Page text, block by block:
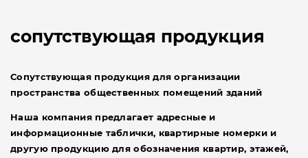
сопутствующая продукция
Сопутствующая продукция для организации
пространства общественных помещений зданий
Наша компания предлагает адресные и
информационные таблички, квартирные номерки и
другую продукцию для обозначения квартир, этажей,